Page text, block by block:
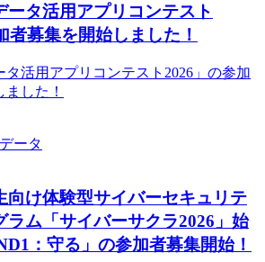
ータ活用アプリコンテスト
者募集を開始しました！
タ活用アプリコンテスト2026」の参加
した！
ータ
向け体験型サイバーセキュリテ
ラム「サイバーサクラ2026」始
：守る」の参加者募集開始！